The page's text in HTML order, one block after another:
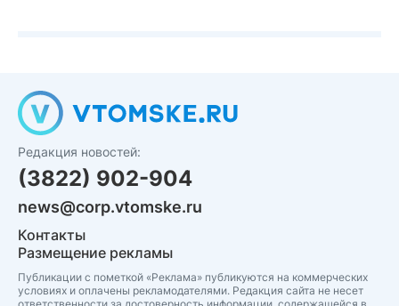
Редакция новостей:
(3822) 902-904
news@corp.vtomske.ru
Контакты
Размещение рекламы
Публикации с пометкой «Реклама» публикуются на коммерческих
условиях и оплачены рекламодателями. Редакция сайта не несет